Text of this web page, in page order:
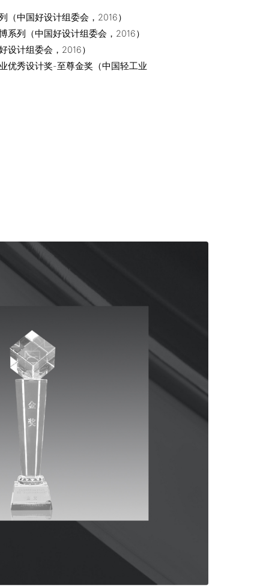
（中国好设计组委会，2016）
系列（中国好设计组委会，2016）
设计组委会，2016）
优秀设计奖-至尊金奖（中国轻工业